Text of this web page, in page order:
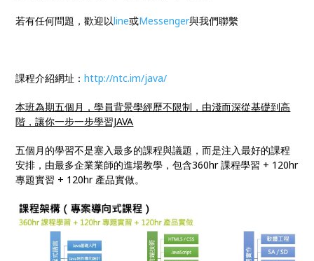
若有任何問題，歡迎以line或Messenger與我們聯繫
課程介紹網址：http://ntc.im/java/
本班為期五個月，學員背景學經歷不限制，由淺而深從基礎到高
階，讓你一步一步學習JAVA
五個月的學習不是塞入最多的課程與議題，而是注入最好的課程
安排，由最多企業業師的進場教學，包含360hr 課程學習 + 120hr
專題實習 + 120hr 產品實做。